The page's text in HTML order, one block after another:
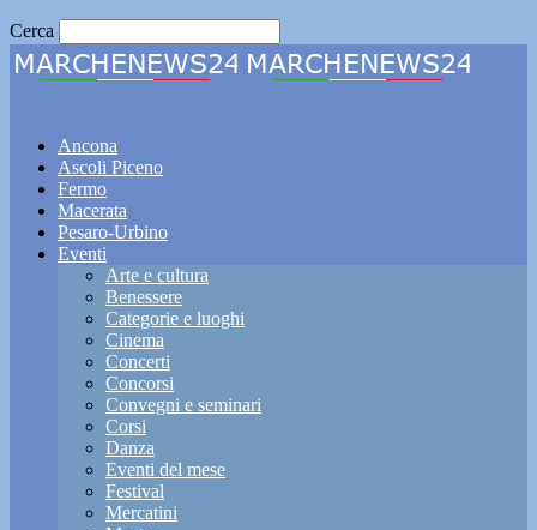
Cerca
Ancona
Ascoli Piceno
Fermo
Macerata
Pesaro-Urbino
Eventi
Arte e cultura
Benessere
Categorie e luoghi
Cinema
Concerti
Concorsi
Convegni e seminari
Corsi
Danza
Eventi del mese
Festival
Mercatini